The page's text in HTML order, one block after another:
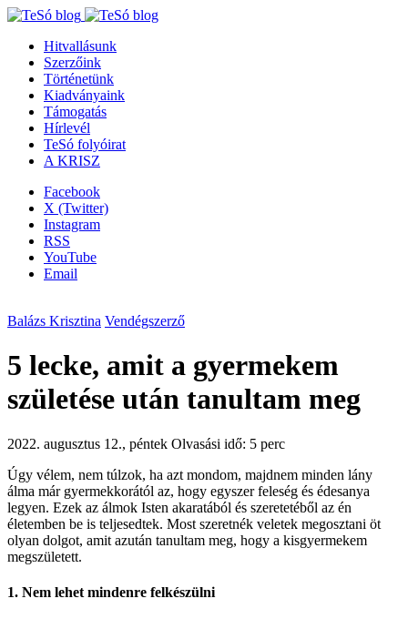
Hitvallásunk
Szerzőink
Történetünk
Kiadványaink
Támogatás
Hírlevél
TeSó folyóirat
A KRISZ
Facebook
X (Twitter)
Instagram
RSS
YouTube
Email
Balázs Krisztina Vendégszerző
5 lecke, amit a gyermekem
születése után tanultam meg
2022. augusztus 12., péntek Olvasási idő: 5 perc
Úgy vélem, nem túlzok, ha azt mondom, majdnem minden lány
álma már gyermekkorától az, hogy egyszer feleség és édesanya
legyen. Ezek az álmok Isten akaratából és szeretetéből az én
életemben be is teljesedtek. Most szeretnék veletek megosztani öt
olyan dolgot, amit azután tanultam meg, hogy a kisgyermekem
megszületett.
1. Nem lehet mindenre felkészülni